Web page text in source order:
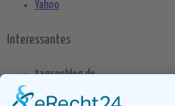
Yahoo
Interessantes
tagseoblog.de
SEO Blog